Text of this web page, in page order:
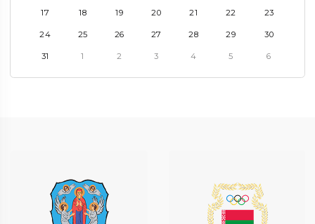
17 18 19 20 21 22 23
24 25 26 27 28 29 30
31 1 2 3 4 5 6